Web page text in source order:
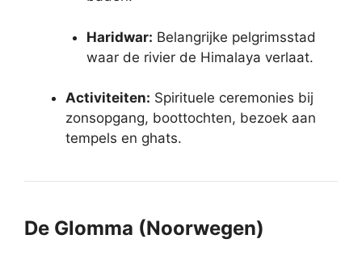
Haridwar: Belangrijke pelgrimsstad
waar de rivier de Himalaya verlaat.
Activiteiten: Spirituele ceremonies bij
zonsopgang, boottochten, bezoek aan
tempels en ghats.
De Glomma (Noorwegen)